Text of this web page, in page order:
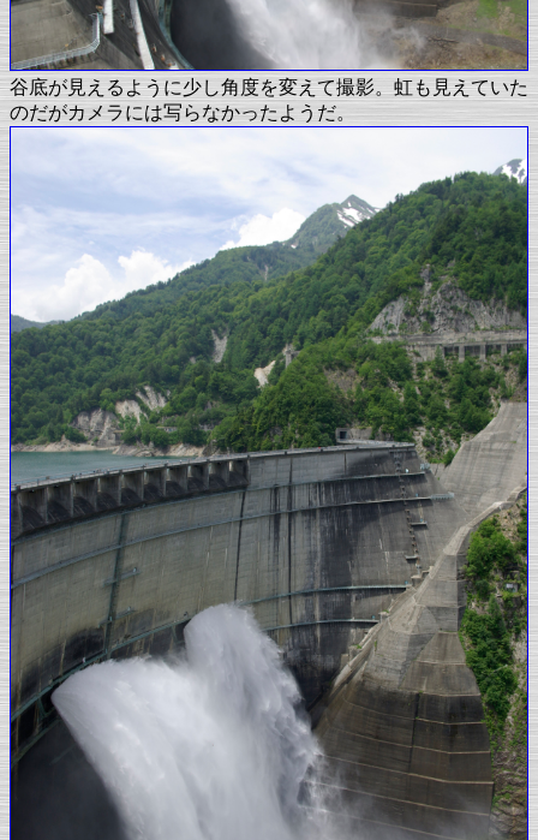
谷底が見えるように少し角度を変えて撮影。虹も見えていた
のだがカメラには写らなかったようだ。